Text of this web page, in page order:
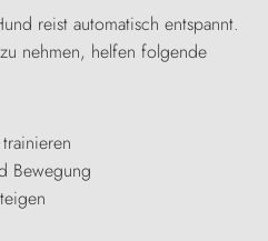
reist automatisch entspannt.
nehmen, helfen folgende
Bewegung